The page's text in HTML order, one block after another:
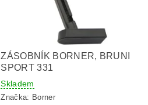
ZÁSOBNÍK BORNER, BRUNI
SPORT 331
Skladem
Značka: Borner